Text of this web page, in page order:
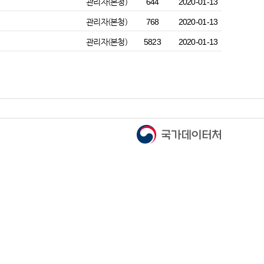
관리자(본청) 768 2020-01-13
관리자(본청) 5823
2020-01-13